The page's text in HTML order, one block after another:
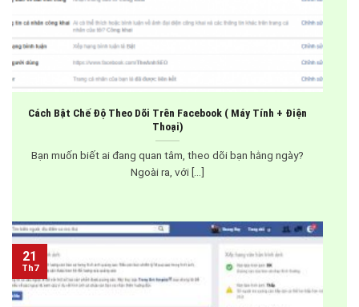
Cách Bật Chế Độ Theo Dõi Trên Facebook ( Máy Tính + Điện
Thoại)
Bạn muốn biết ai đang quan tâm, theo dõi bạn hằng ngày?
Ngoài ra, với [...]
21
Th7